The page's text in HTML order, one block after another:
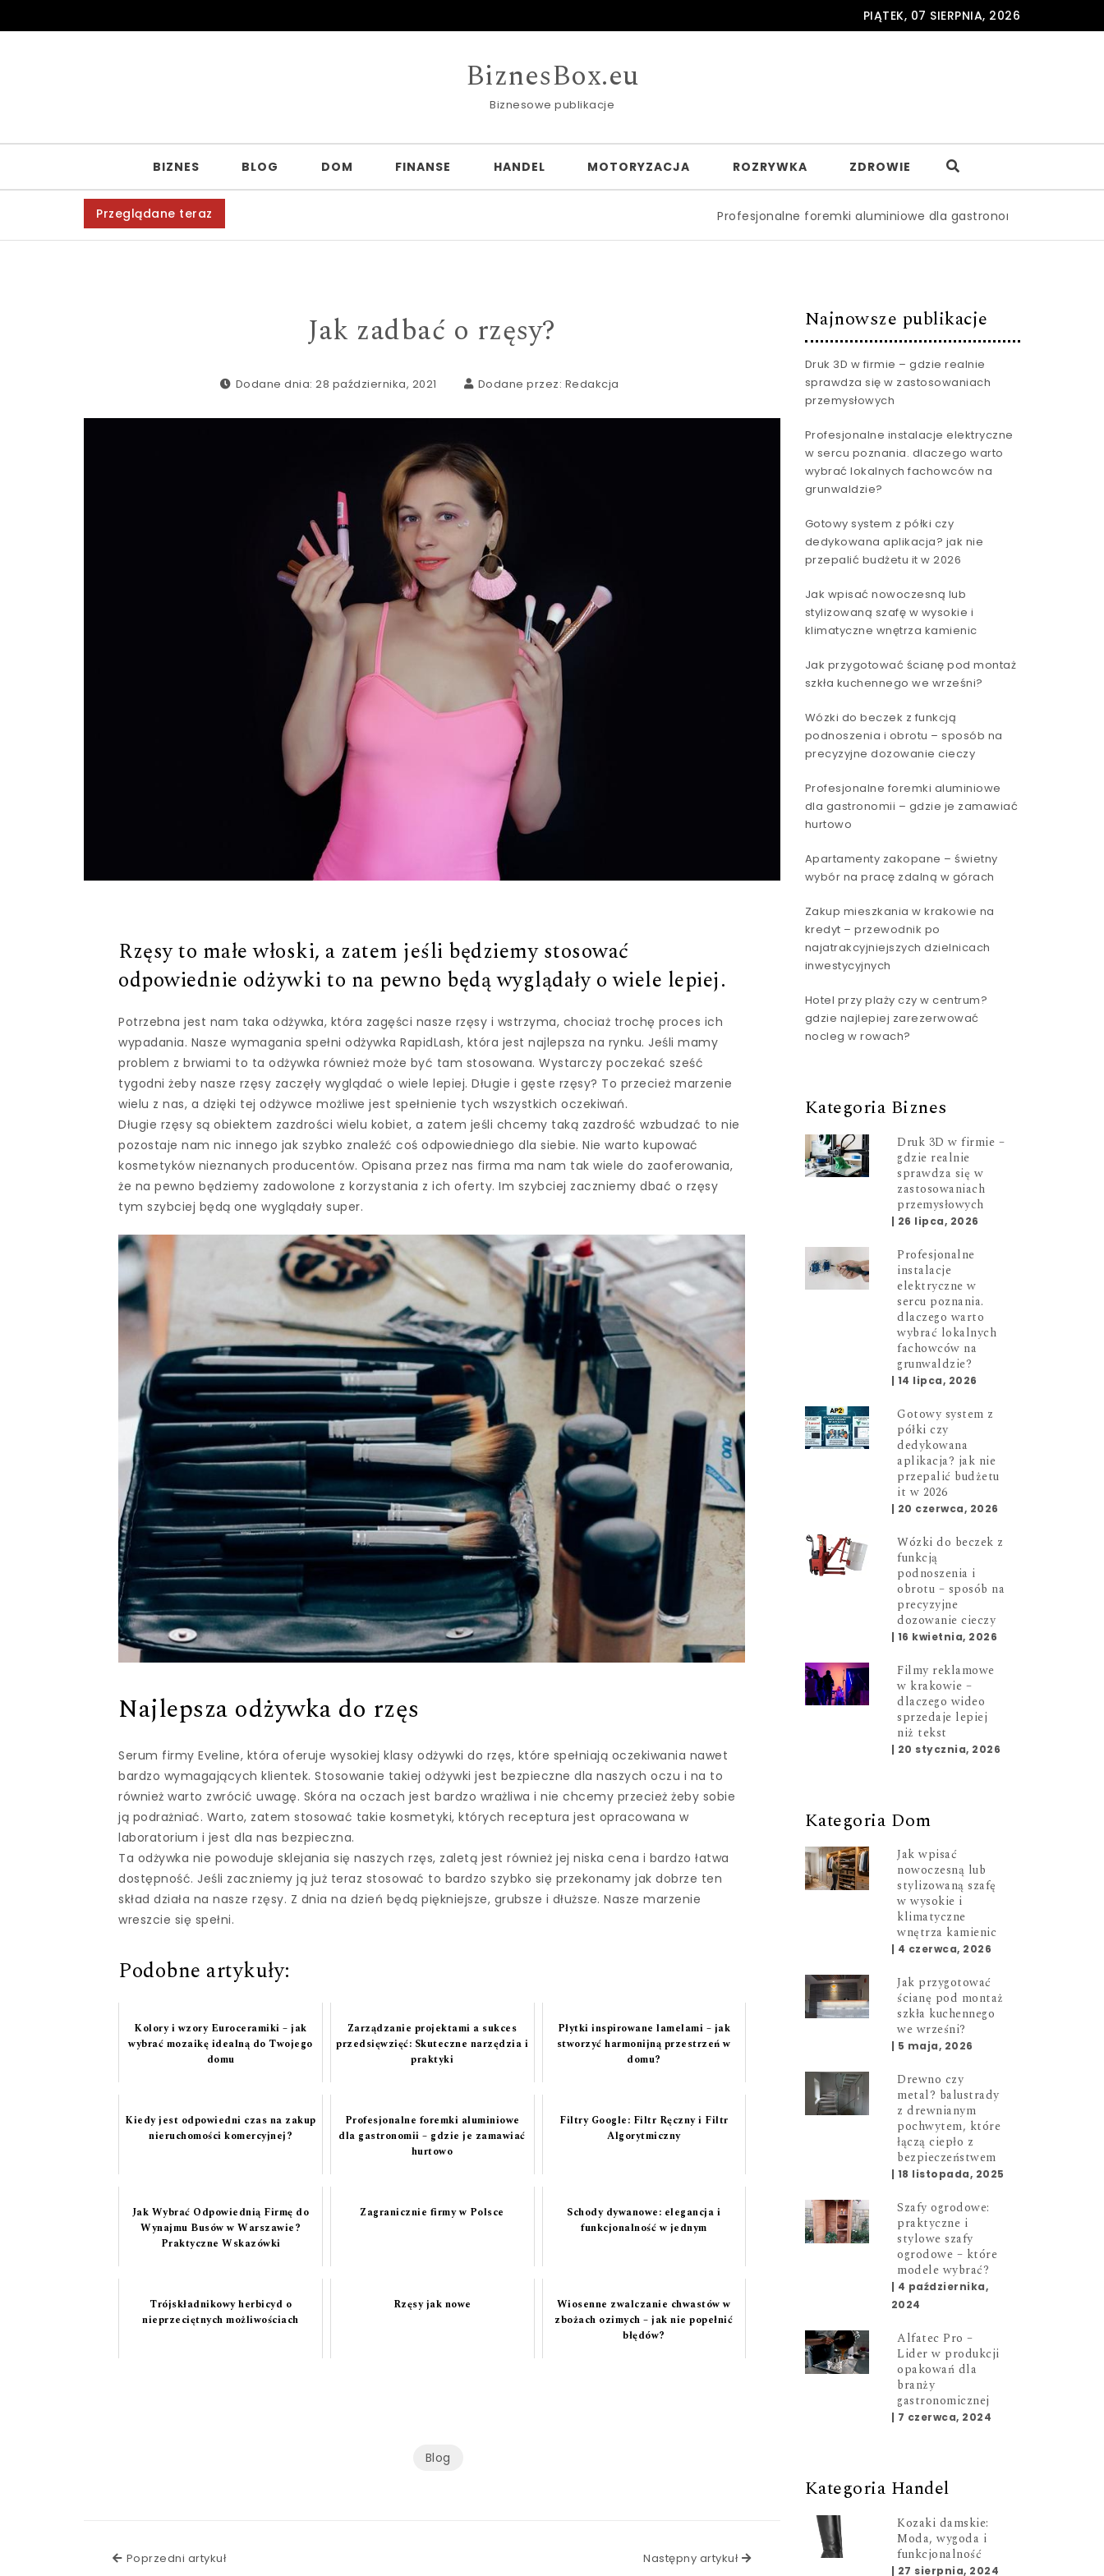
PIĄTEK, 07 SIERPNIA, 2026
BiznesBox.eu
Biznesowe publikacje
BIZNES BLOG DOM FINANSE HANDEL MOTORYZACJA ROZRYWKA ZDROWIE
Przeglądane teraz Profesjonalne foremki aluminiowe dla gastronomii – gdzie je zamawiać
Jak zadbać o rzęsy?
Dodane dnia: 28 października, 2021 Dodane przez: Redakcja
Rzęsy to małe włoski, a zatem jeśli będziemy stosować
odpowiednie odżywki to na pewno będą wyglądały o wiele lepiej.
Potrzebna jest nam taka odżywka, która zagęści nasze rzęsy i wstrzyma, chociaż trochę proces ich
wypadania. Nasze wymagania spełni odżywka RapidLash, która jest najlepsza na rynku. Jeśli mamy
problem z brwiami to ta odżywka również może być tam stosowana. Wystarczy poczekać sześć
tygodni żeby nasze rzęsy zaczęły wyglądać o wiele lepiej. Długie i gęste rzęsy? To przecież marzenie
wielu z nas, a dzięki tej odżywce możliwe jest spełnienie tych wszystkich oczekiwań.
Długie rzęsy są obiektem zazdrości wielu kobiet, a zatem jeśli chcemy taką zazdrość wzbudzać to nie
pozostaje nam nic innego jak szybko znaleźć coś odpowiedniego dla siebie. Nie warto kupować
kosmetyków nieznanych producentów. Opisana przez nas firma ma nam tak wiele do zaoferowania,
że na pewno będziemy zadowolone z korzystania z ich oferty. Im szybciej zaczniemy dbać o rzęsy
tym szybciej będą one wyglądały super.
Najlepsza odżywka do rzęs
Serum firmy Eveline, która oferuje wysokiej klasy odżywki do rzęs, które spełniają oczekiwania nawet
bardzo wymagających klientek. Stosowanie takiej odżywki jest bezpieczne dla naszych oczu i na to
również warto zwrócić uwagę. Skóra na oczach jest bardzo wrażliwa i nie chcemy przecież żeby sobie
ją podrażniać. Warto, zatem stosować takie kosmetyki, których receptura jest opracowana w
laboratorium i jest dla nas bezpieczna.
Ta odżywka nie powoduje sklejania się naszych rzęs, zaletą jest również jej niska cena i bardzo łatwa
dostępność. Jeśli zaczniemy ją już teraz stosować to bardzo szybko się przekonamy jak dobrze ten
skład działa na nasze rzęsy. Z dnia na dzień będą piękniejsze, grubsze i dłuższe. Nasze marzenie
wreszcie się spełni.
Podobne artykuły:
Kolory i wzory Euroceramiki – jak
wybrać mozaikę idealną do Twojego
domu
Zarządzanie projektami a sukces
przedsięwzięć: Skuteczne narzędzia i
praktyki
Płytki inspirowane lamelami – jak
stworzyć harmonijną przestrzeń w
domu?
Kiedy jest odpowiedni czas na zakup
nieruchomości komercyjnej?
Profesjonalne foremki aluminiowe
dla gastronomii – gdzie je zamawiać
hurtowo
Filtry Google: Filtr Ręczny i Filtr
Algorytmiczny
Jak Wybrać Odpowiednią Firmę do
Wynajmu Busów w Warszawie?
Praktyczne Wskazówki
Zagranicznie firmy w Polsce
Schody dywanowe: elegancja i
funkcjonalność w jednym
Trójskładnikowy herbicyd o
nieprzeciętnych możliwościach
Rzęsy jak nowe
Wiosenne zwalczanie chwastów w
zbożach ozimych – jak nie popełnić
błędów?
Blog
Poprzedni artykuł Następny artykuł Następny artykuł
Najnowsze publikacje
Druk 3D w firmie – gdzie realnie
sprawdza się w zastosowaniach
przemysłowych
Profesjonalne instalacje elektryczne
w sercu poznania. dlaczego warto
wybrać lokalnych fachowców na
grunwaldzie?
Gotowy system z półki czy
dedykowana aplikacja? jak nie
przepalić budżetu it w 2026
Jak wpisać nowoczesną lub
stylizowaną szafę w wysokie i
klimatyczne wnętrza kamienic
Jak przygotować ścianę pod montaż
szkła kuchennego we wrześni?
Wózki do beczek z funkcją
podnoszenia i obrotu – sposób na
precyzyjne dozowanie cieczy
Profesjonalne foremki aluminiowe
dla gastronomii – gdzie je zamawiać
hurtowo
Apartamenty zakopane – świetny
wybór na pracę zdalną w górach
Zakup mieszkania w krakowie na
kredyt – przewodnik po
najatrakcyjniejszych dzielnicach
inwestycyjnych
Hotel przy plaży czy w centrum?
gdzie najlepiej zarezerwować
nocleg w rowach?
Kategoria Biznes
Druk 3D w firmie –
gdzie realnie
sprawdza się w
zastosowaniach
przemysłowych
| 26 lipca, 2026
Profesjonalne
instalacje
elektryczne w
sercu poznania.
dlaczego warto
wybrać lokalnych
fachowców na
grunwaldzie?
| 14 lipca, 2026
Gotowy system z
półki czy
dedykowana
aplikacja? jak nie
przepalić budżetu
it w 2026
| 20 czerwca, 2026
Wózki do beczek z
funkcją
podnoszenia i
obrotu – sposób na
precyzyjne
dozowanie cieczy
| 16 kwietnia, 2026
Filmy reklamowe
w krakowie –
dlaczego wideo
sprzedaje lepiej
niż tekst
| 20 stycznia, 2026
Kategoria Dom
Jak wpisać
nowoczesną lub
stylizowaną szafę
w wysokie i
klimatyczne
wnętrza kamienic
| 4 czerwca, 2026
Jak przygotować
ścianę pod montaż
szkła kuchennego
we wrześni?
| 5 maja, 2026
Drewno czy
metal? balustrady
z drewnianym
pochwytem, które
łączą ciepło z
bezpieczeństwem
| 18 listopada, 2025
Szafy ogrodowe:
praktyczne i
stylowe szafy
ogrodowe – które
modele wybrać?
| 4 października,
2024
Alfatec Pro –
Lider w produkcji
opakowań dla
branży
gastronomicznej
| 7 czerwca, 2024
Kategoria Handel
Kozaki damskie:
Moda, wygoda i
funkcjonalność
| 27 sierpnia, 2024